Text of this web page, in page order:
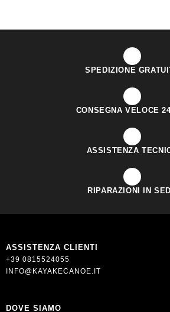
SPEDIZIONE
CONSEGNA VELOCE
ASSISTENZA
RIPARAZIONI IN
ASSISTENZA CLIENTI
+39 0815524055
INFO@KAYAKECANOE.IT
DOVE SIAMO